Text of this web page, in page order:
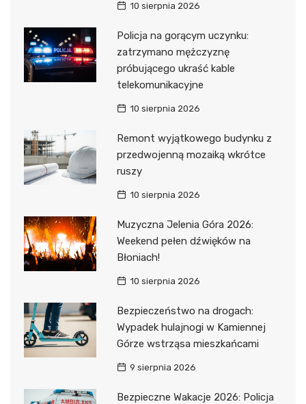
10 sierpnia 2026
Policja na gorącym uczynku:
zatrzymano mężczyznę
próbującego ukraść kable
telekomunikacyjne
10 sierpnia 2026
Remont wyjątkowego budynku z
przedwojenną mozaiką wkrótce
ruszy
10 sierpnia 2026
Muzyczna Jelenia Góra 2026:
Weekend pełen dźwięków na
Błoniach!
10 sierpnia 2026
Bezpieczeństwo na drogach:
Wypadek hulajnogi w Kamiennej
Górze wstrząsa mieszkańcami
9 sierpnia 2026
Bezpieczne Wakacje 2026: Policja